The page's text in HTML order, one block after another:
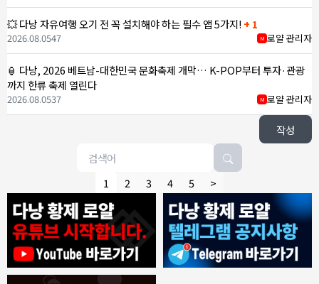
💥 다낭 자유여행 오기 전 꼭 설치해야 하는 필수 앱 5가지! + 1
M 로얄 관리자
2026.08.0547
🏮 다낭, 2026 베트남-대한민국 문화축제 개막… K-POP부터 투자·관광
까지 한류 축제 열린다
M 로얄 관리자
2026.08.0537
작성
1 2 3 4 5 >